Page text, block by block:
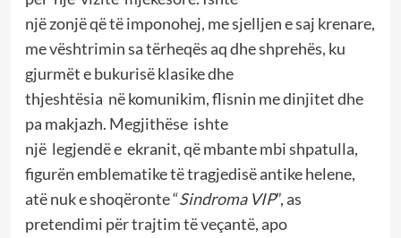
një zonjë që të imponohej, me sjelljen e saj krenare,
me vështrimin sa tërheqës aq dhe shprehës, ku
gjurmët e bukurisë klasike dhe
thjeshtësia në komunikim, flisnin me dinjitet dhe
pa makjazh. Megjithëse ishte
një legjendë e ekranit, që mbante mbi shpatulla,
figurën emblematike të tragjedisë antike helene,
atë nuk e shoqëronte “Sindroma VIP”, as
pretendimi për trajtim të veçantë, apo